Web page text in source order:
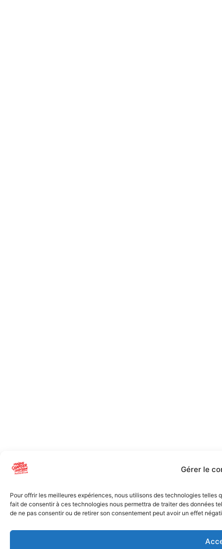
Gérer le
Pour offrir les meilleures expériences, nous utilisons des technologies
fait de consentir à ces technologies nous permettra de traiter des données
de ne pas consentir ou de retirer son consentement peut avoir un effet